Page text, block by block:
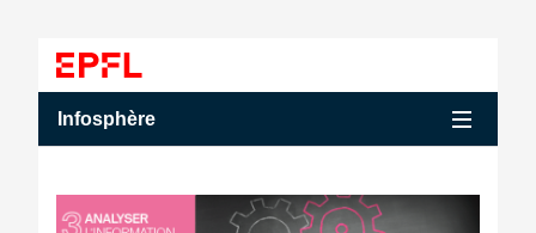
Accéder au contenu
Accéder au menu principal
Accéder à la recherche
Accéder au contenu
Accéder au menu principal
Infosphère